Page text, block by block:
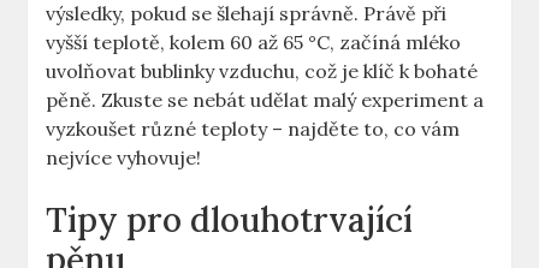
výsledky, pokud⁣ se šlehají správně. Právě při
‌vyšší​ teplotě, kolem 60 až ⁣65 °C, začíná mléko
uvolňovat bublinky vzduchu, což je klíč k bohaté
pěně. Zkuste se nebát udělat ‌malý experiment a‍
vyzkoušet různé teploty – najděte to, co vám
nejvíce vyhovuje!
Tipy pro dlouhotrvající